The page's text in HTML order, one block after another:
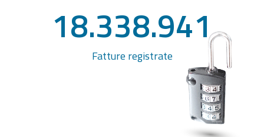
18.338.941
Fatture registrate